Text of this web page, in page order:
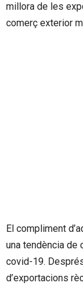
millora de les
comerç exterior
El compliment
una tendència de
covid-19.
d’exportacions